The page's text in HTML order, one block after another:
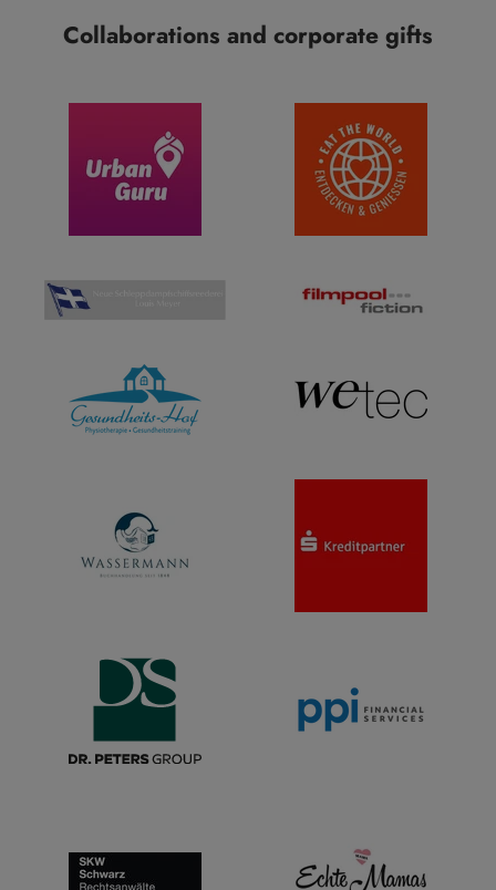
Collaborations and corporate gifts